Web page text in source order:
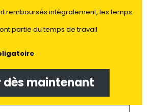
remboursés intégralement, les temps
partie du temps de travail
dès maintenant